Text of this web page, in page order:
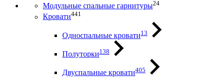
Модульные спальные гарнитуры24
Кровати441
Односпальные кровати13
Полуторки138
Двуспальные кровати405